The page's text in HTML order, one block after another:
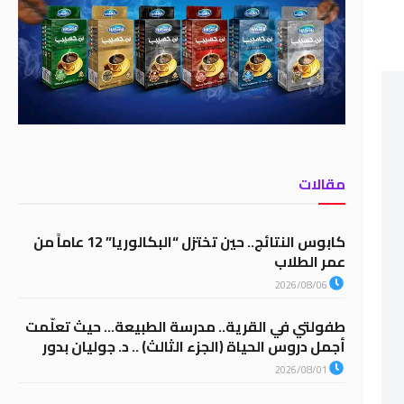
مقالات
كابوس النتائج.. حين تختزل “البكالوريا” 12 عاماً من
عمر الطلاب
2026/08/06
طفولتي في القرية.. مدرسة الطبيعة… حيث تعلّمت
أجمل دروس الحياة (الجزء الثالث) .. د. جوليان بدور
2026/08/01